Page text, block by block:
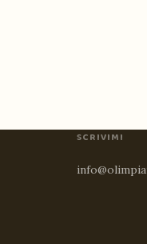
SCRIVIMI